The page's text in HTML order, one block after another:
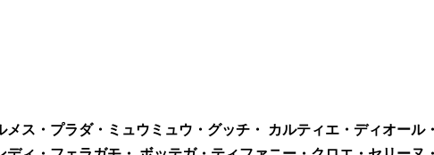
メス・プラダ・ミュウミュウ・グッチ・ カルティエ・ディオール・